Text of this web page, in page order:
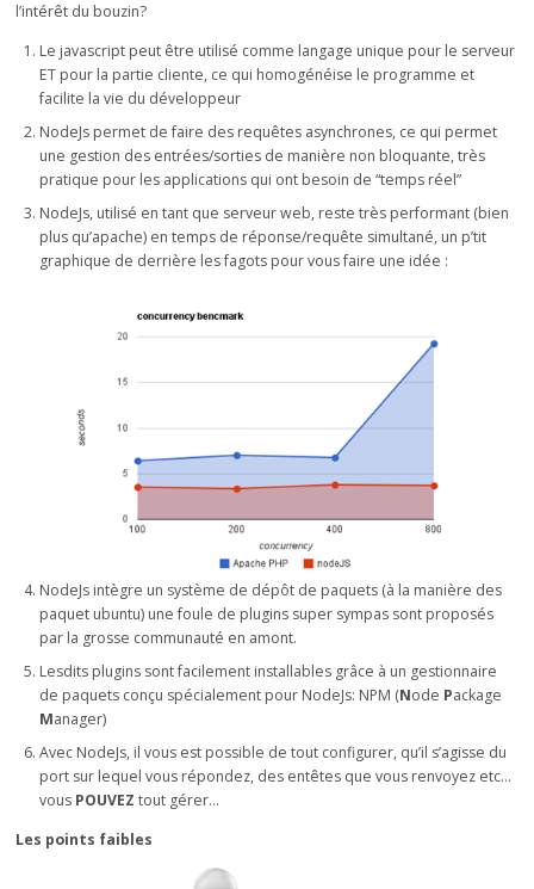
l’intérêt du bouzin?
Le javascript peut être utilisé comme langage unique pour le serveur
ET pour la partie cliente, ce qui homogénéise le programme et
facilite la vie du développeur
NodeJs permet de faire des requêtes asynchrones, ce qui permet
une gestion des entrées/sorties de manière non bloquante, très
pratique pour les applications qui ont besoin de “temps réel”
NodeJs, utilisé en tant que serveur web, reste très performant (bien
plus qu’apache) en temps de réponse/requête simultané, un p’tit
graphique de derrière les fagots pour vous faire une idée :
NodeJs intègre un système de dépôt de paquets (à la manière des
paquet ubuntu) une foule de plugins super sympas sont proposés
par la grosse communauté en amont.
Lesdits plugins sont facilement installables grâce à un gestionnaire
de paquets conçu spécialement pour NodeJs: NPM (Node Package
Manager)
Avec NodeJs, il vous est possible de tout configurer, qu’il s’agisse du
port sur lequel vous répondez, des entêtes que vous renvoyez etc…
vous POUVEZ tout gérer…
Les points faibles